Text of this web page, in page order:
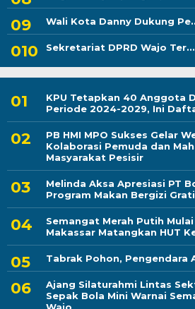
Wali Kota Danny Dukung
Sekretariat DPRD Wajo Ter...
KPU Tetapkan 40 Anggota
Periode 2024-2029, Ini
PB HMI MPO Sukses Gelar
Kolaborasi Pemuda dan
Masyarakat Pesisir
Melinda Aksa Apresiasi PT
Program Makan Bergizi
Semangat Merah Putih
Makassar Matangkan HUT
Tabrak Pohon, Pengendara
Ajang Silaturahmi Lintas
Sepak Bola Mini Warnai